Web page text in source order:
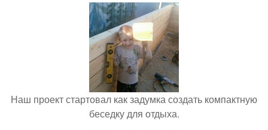
Наш проект стартовал как задумка создать компактную
беседку для отдыха.